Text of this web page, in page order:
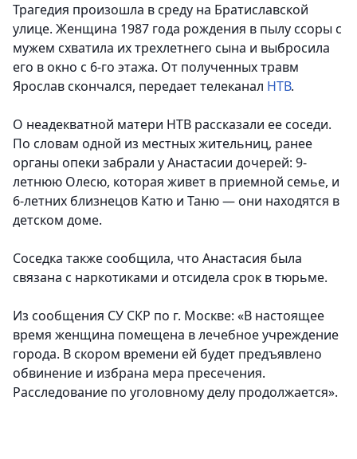
Трагедия произошла в среду на Братиславской
улице. Женщина 1987 года рождения в пылу ссоры с
мужем схватила их трехлетнего сына и выбросила
его в окно с 6-го этажа. От полученных травм
Ярослав скончался, передает телеканал НТВ.
О неадекватной матери НТВ рассказали ее соседи.
По словам одной из местных жительниц, ранее
органы опеки забрали у Анастасии дочерей: 9-
летнюю Олесю, которая живет в приемной семье, и
6-летних близнецов Катю и Таню — они находятся в
детском доме.
Соседка также сообщила, что Анастасия была
связана с наркотиками и отсидела срок в тюрьме.
Из сообщения СУ СКР по г. Москве: «В настоящее
время женщина помещена в лечебное учреждение
города. В скором времени ей будет предъявлено
обвинение и избрана мера пресечения.
Расследование по уголовному делу продолжается».